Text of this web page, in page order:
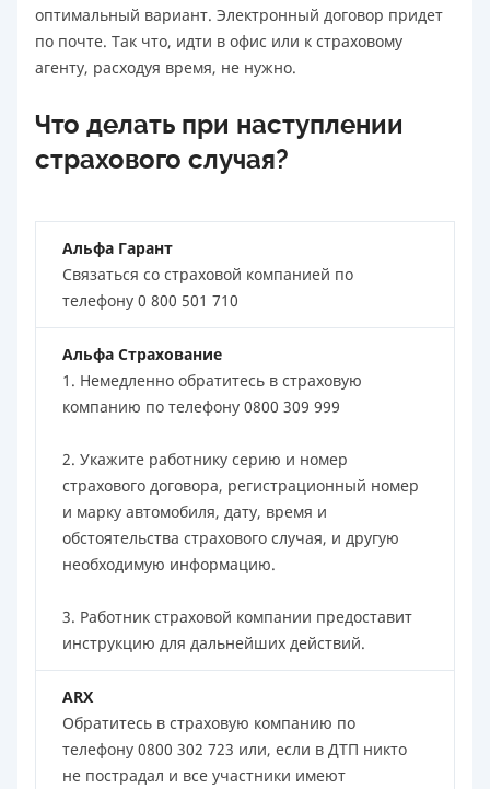
оптимальный вариант. Электронный договор придет
по почте. Так что, идти в офис или к страховому
агенту, расходуя время, не нужно.
Что делать при наступлении
страхового случая?
Альфа Гарант
Связаться со страховой компанией по
телефону 0 800 501 710
Альфа Страхование
1. Немедленно обратитесь в страховую
компанию по телефону 0800 309 999
2. Укажите работнику серию и номер
страхового договора, регистрационный номер
и марку автомобиля, дату, время и
обстоятельства страхового случая, и другую
необходимую информацию.
3. Работник страховой компании предоставит
инструкцию для дальнейших действий.
ARX
Обратитесь в страховую компанию по
телефону 0800 302 723 или, если в ДТП никто
не пострадал и все участники имеют